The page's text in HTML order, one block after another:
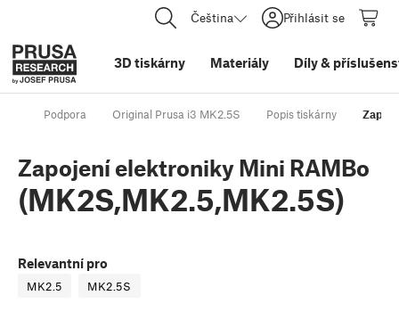
Čeština Přihlásit se
3D tiskárny Materiály Díly&
Podpora Original Prusa i3 MK2.5S Popis tiskárny
Zapojení elektroniky Mini RAMBo
(MK2S,MK2.5,MK2.5S)
Relevantní pro
MK2.5 MK2.5S